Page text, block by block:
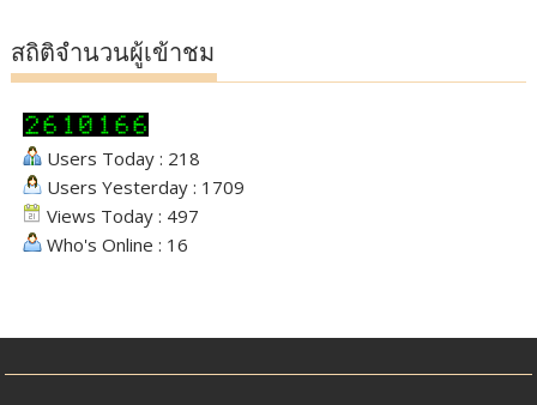
สถิติจำนวนผู้เข้าชม
Users Today : 218
Users Yesterday : 1709
Views Today : 497
Who's Online : 16